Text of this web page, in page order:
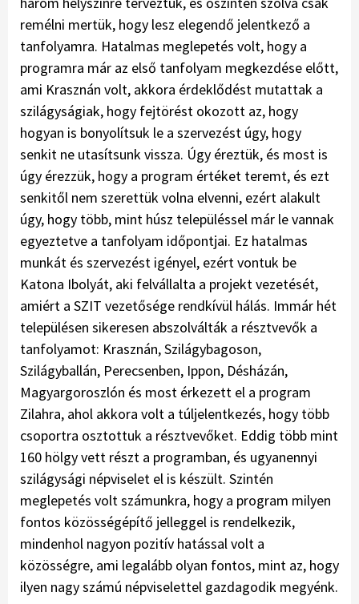
remélni mertük, hogy lesz elegendő jelentkező a
tanfolyamra. Hatalmas meglepetés volt, hogy a
programra már az első tanfolyam megkezdése előtt,
ami Krasznán volt, akkora érdeklődést mutattak a
szilágyságiak, hogy fejtörést okozott az, hogy
hogyan is bonyolítsuk le a szervezést úgy, hogy
senkit ne utasítsunk vissza. Úgy éreztük, és most is
úgy érezzük, hogy a program értéket teremt, és ezt
senkitől nem szerettük volna elvenni, ezért alakult
úgy, hogy több, mint húsz településsel már le vannak
egyeztetve a tanfolyam időpontjai. Ez hatalmas
munkát és szervezést igényel, ezért vontuk be
Katona Ibolyát, aki felvállalta a projekt vezetését,
amiért a SZIT ve­ze­tősége rendkívül hálás. Immár hét
tele­pülésen sikeresen abszolválták a résztvevők a
tanfolyamot: Krasznán, Szilágy­ba­go­son,
Szilágyballán, Perecsenben, Ippon, Désházán,
Magyargoroszlón és most érkezett el a program
Zilahra, ahol akkora volt a túljelentkezés, hogy több
csoportra osztottuk a résztvevőket. Eddig több mint
160 hölgy vett részt a programban, és ugyanennyi
szilágysági népviselet el is készült. Szintén
meglepetés volt számunkra, hogy a program milyen
fontos közösségépítő jelleggel is rendelkezik,
mindenhol nagyon pozitív hatással volt a
közösségre, ami legalább olyan fontos, mint az, hogy
ilyen nagy számú népviselettel gazdagodik megyénk.